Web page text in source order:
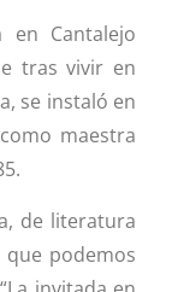
en Cantalejo
tras vivir en
se instaló en
maestra
de literatura
podemos